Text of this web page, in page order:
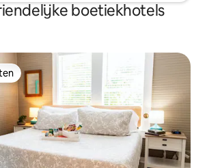
boetiekhotels